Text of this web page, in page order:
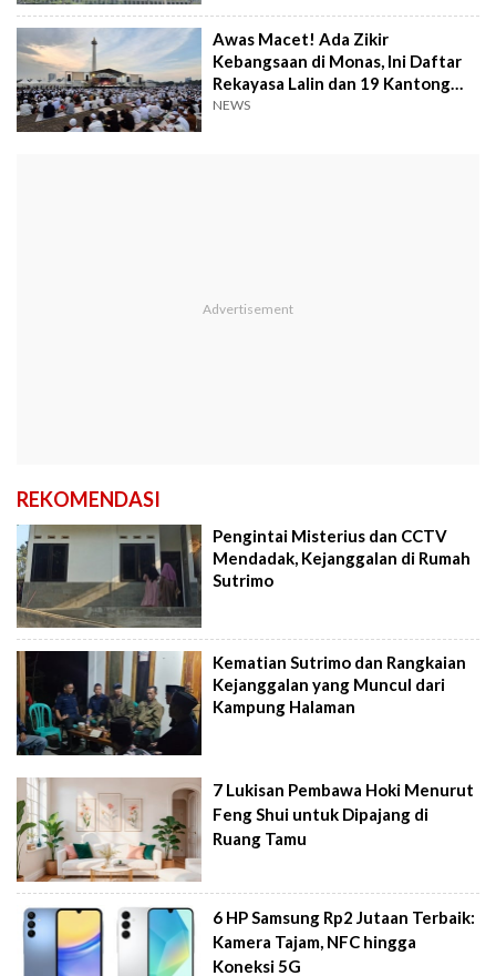
Awas Macet! Ada Zikir
Kebangsaan di Monas, Ini Daftar
Rekayasa Lalin dan 19 Kantong
Parkir
NEWS
REKOMENDASI
Pengintai Misterius dan CCTV
Mendadak, Kejanggalan di Rumah
Sutrimo
Kematian Sutrimo dan Rangkaian
Kejanggalan yang Muncul dari
Kampung Halaman
7 Lukisan Pembawa Hoki Menurut
Feng Shui untuk Dipajang di
Ruang Tamu
6 HP Samsung Rp2 Jutaan Terbaik:
Kamera Tajam, NFC hingga
Koneksi 5G